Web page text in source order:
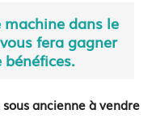
dans le
fera gagner
bénéfices.
ancienne à vendre